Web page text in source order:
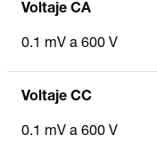
Voltaje CA
0.1 mV a 600 V
Voltaje CC
0.1 mV a 600 V